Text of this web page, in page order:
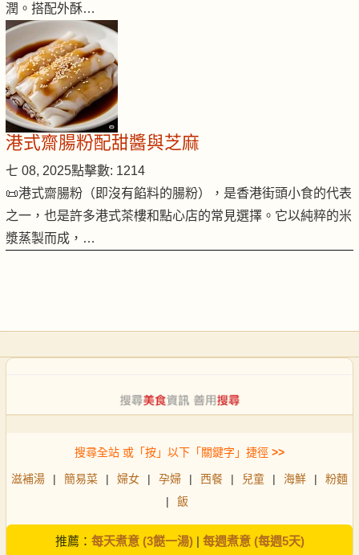
潤。搭配外酥…
港式齋腸粉配甜醬與芝麻
七 08, 2025點擊數: 1214
📜港式齋腸粉（即沒有餡料的腸粉），是香港街頭小食的代表
之一，也是許多港式茶樓和點心店的常見選擇。它以純粹的米
漿蒸製而成，…
搜尋全站 或「按」以下「關鍵字」捷徑 >>
滋補湯 | 簡易菜 | 婦女 | 孕婦 | 西餐 | 兒童 | 海鮮 |
粉麵
|
飯
推薦： 每天煮意 (3餸一湯)| 每週煮意 (每週5天)